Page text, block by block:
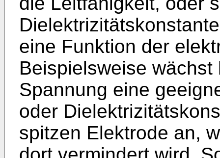
eine Funktion der
Beispielsweise
Spannung eine
oder
spitzen Elektrode an,